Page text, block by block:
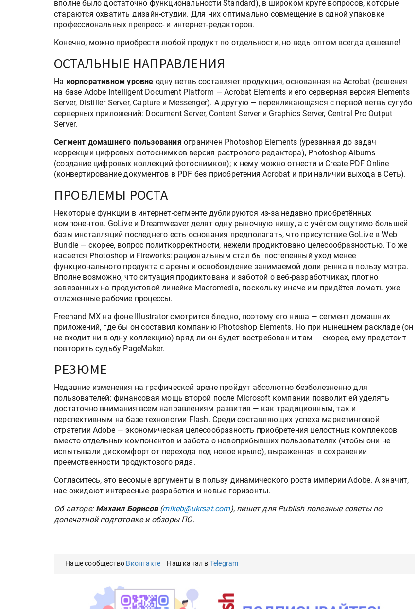
вполне было достаточно функциональности Standard), в широком круге вопросов, которые
стараются охватить дизайн-студии. Для них оптимально совмещение в одной упаковке
профессиональных препресс- и интернет-редакторов.
Конечно, можно приобрести любой продукт по отдельности, но ведь оптом всегда дешевле!
ОСТАЛЬНЫЕ НАПРАВЛЕНИЯ
На корпоративном уровне одну ветвь составляет продукция, основанная на Acrobat (решения
на базе Adobe Intelligent Document Platform — Acrobat Elements и его серверная версия Elements
Server, Distiller Server, Capture и Messenger). А другую — перекликающаяся с первой ветвь сугубо
серверных приложений: Document Server, Content Server и Graphics Server, Central Pro Output
Server.
Сегмент домашнего пользования ограничен Photoshop Elements (урезанная до задач
коррекции цифровых фотоснимков версия растрового редактора), Photoshop Albums
(создание цифровых коллекций фотоснимков); к нему можно отнести и Create PDF Online
(конвертирование документов в PDF без приобретения Acrobat и при наличии выхода в Сеть).
ПРОБЛЕМЫ РОСТА
Некоторые функции в интернет-сегменте дублируются из-за недавно приобретённых
компонентов. GoLive и Dreamweaver делят одну рыночную нишу, а с учётом ощутимо большей
базы инсталляций последнего есть основания предполагать, что присутствие GoLive в Web
Bundle — скорее, вопрос политкорректности, нежели продиктовано целесообразностью. То же
касается Photoshop и Fireworks: рациональным стал бы постепенный уход менее
функционального продукта с арены и освобождение занимаемой доли рынка в пользу мэтра.
Вполне возможно, что ситуация продиктована и заботой о веб-разработчиках, плотно
завязанных на продуктовой линейке Macromedia, поскольку иначе им придётся ломать уже
отлаженные рабочие процессы.
Freehand MX на фоне Illustrator смотрится бледно, поэтому его ниша — сегмент домашних
приложений, где бы он составил компанию Photoshop Elements. Но при нынешнем раскладе (он
не входит ни в одну коллекцию) вряд ли он будет востребован и там — скорее, ему предстоит
повторить судьбу PageMaker.
РЕЗЮМЕ
Недавние изменения на графической арене пройдут абсолютно безболезненно для
пользователей: финансовая мощь второй после Microsoft компании позволит ей уделять
достаточно внимания всем направлениям развития — как традиционным, так и
перспективным на базе технологии Flash. Среди составляющих успеха маркетинговой
стратегии Adobe — экономическая целесообразность приобретения целостных комплексов
вместо отдельных компонентов и забота о новоприбывших пользователях (чтобы они не
испытывали дискомфорт от перехода под новое крыло), выраженная в сохранении
преемственности продуктового ряда.
Согласитесь, это весомые аргументы в пользу динамического роста империи Adobe. А значит,
нас ожидают интересные разработки и новые горизонты.
Об авторе: Михаил Борисов(mikeb@ukrsat.com), пишет для Publish полезные советы по
допечатной подготовке и обзоры ПО.
Наше сообщество Вконтакте Наш канал в Telegram
«Калькулятор утилизации»
поставщиками и новыми
решениями для брендов
Kairos выпускает станцию
DAYUAN введены в эксплуатацию в
«Черноголовской типографии»
Росприроднадзор запускает
«Калькулятор утилизации»
поставщиками и новыми
решениями для брендов
Kairos выпускает станцию
Два автоматических пресса
DAYUAN введены в эксплуатацию в
«Черноголовской типографии»